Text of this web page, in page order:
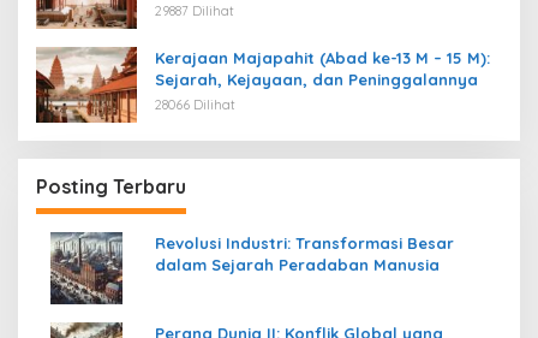
29887 Dilihat
Kerajaan Majapahit (Abad ke-13 M – 15 M):
Sejarah, Kejayaan, dan Peninggalannya
28066 Dilihat
Posting Terbaru
Revolusi Industri: Transformasi Besar
dalam Sejarah Peradaban Manusia
Perang Dunia II: Konflik Global yang